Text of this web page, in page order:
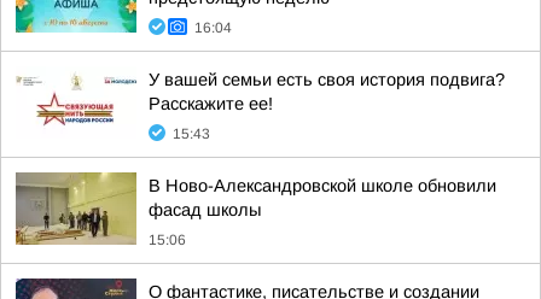
16:04
У вашей семьи есть своя история подвига?
Расскажите ее!
15:43
В Ново-Александровской школе обновили
фасад школы
15:06
О фантастике, писательстве и создании